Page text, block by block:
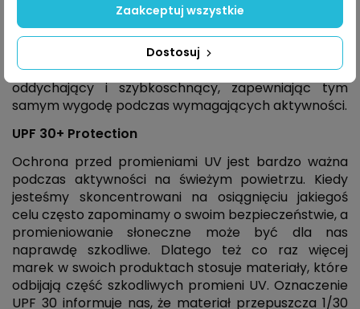
Wszechstronny, odporny na warunki
atmosferyczne materiał polarowy, który zapewnia
doskonałą izolację termiczną, zatrzymując ciepło
ciała w kieszeniach powietrznych. Jest wysoce
oddychający i szybkoschnący, zapewniając tym
samym wygodę podczas wymagających aktywności.
UPF 30+ Protection
Ochrona przed promieniami UV jest bardzo ważna
podczas aktywności na świeżym powietrzu. Kiedy
jesteśmy skoncentrowani na osiągnięciu jakiegoś
celu często zapominamy o swoim bezpieczeństwie, a
promieniowanie słoneczne może być dla nas
naprawdę szkodliwe. Dlatego też co raz więcej
marek w swoich produktach stosuje materiały, które
odbijają część szkodliwych promieni UV. Oznaczenie
UPF 30 informuje nas, że materiał przepuszcza 1/30
Dostosuj
Zaakceptuj wszystkie